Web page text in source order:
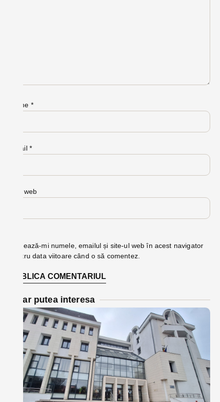
Nume *
Email *
Site web
Salvează-mi numele, emailul și site-ul web în acest navigator
pentru data viitoare când o să comentez.
Te-ar putea interesa